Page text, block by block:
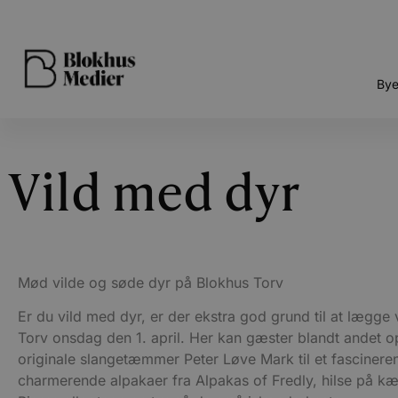
Vild med dyr
Mød vilde og søde dyr på Blokhus Torv
Er du vild med dyr, er der ekstra god grund til at lægge
Torv onsdag den 1. april. Her kan gæster blandt andet
originale slangetæmmer Peter Løve Mark til et
charmerende alpakaer fra Alpakas of Fredly, hilse på